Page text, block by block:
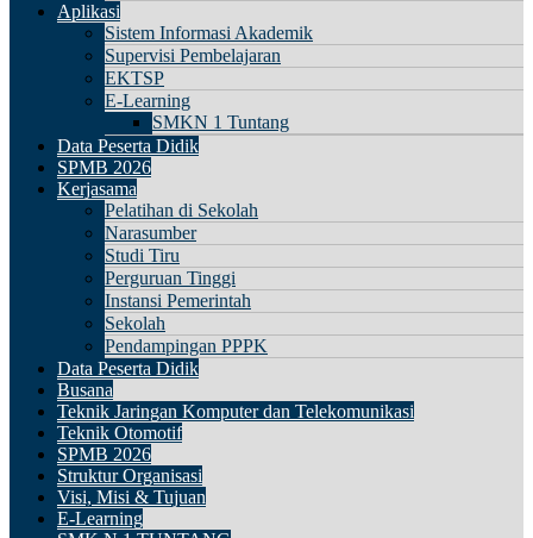
Aplikasi
Sistem Informasi Akademik
Supervisi Pembelajaran
EKTSP
E-Learning
SMKN 1 Tuntang
Data Peserta Didik
SPMB 2026
Kerjasama
Pelatihan di Sekolah
Narasumber
Studi Tiru
Perguruan Tinggi
Instansi Pemerintah
Sekolah
Pendampingan PPPK
Data Peserta Didik
Busana
Teknik Jaringan Komputer dan Telekomunikasi
Teknik Otomotif
SPMB 2026
Struktur Organisasi
Visi, Misi & Tujuan
E-Learning